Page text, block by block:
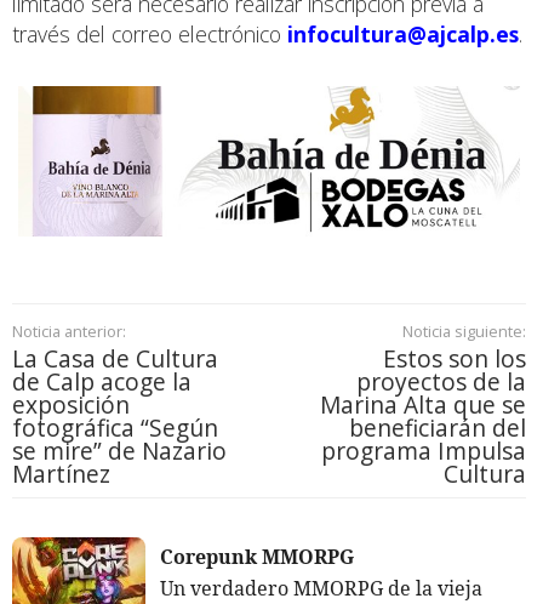
través del correo electrónico infocultura@ajcalp.es.
Noticia anterior:
La Casa de Cultura
de Calp acoge la
exposición
fotográfica “Según
se mire” de Nazario
Martínez
Noticia siguiente:
Estos son los
proyectos de la
Marina Alta que se
beneficiarán del
programa Impulsa
Cultura
Corepunk MMORPG
Un verdadero MMORPG de la vieja